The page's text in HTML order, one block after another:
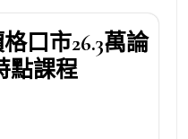
口市26.3萬論
點課程